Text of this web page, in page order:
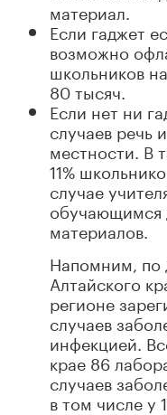
материал.
Если гаджет
возможно
школьников
80 тысяч.
Если нет ни
случаев речь
местности. В
11%
случае
обучающимся
материалов.
Напомним, по
Алтайского
регионе
случаев
инфекцией.
крае 86
случаев
в том числе у